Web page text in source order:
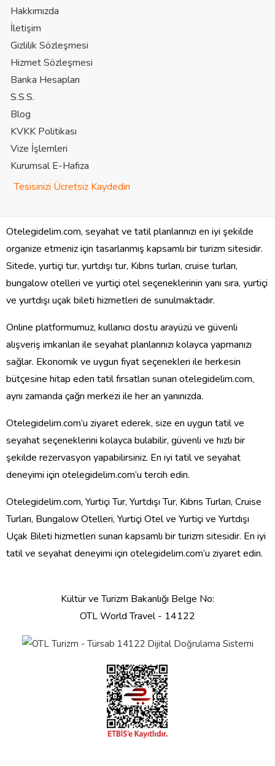
Hakkımızda
İletişim
Gizlilik Sözleşmesi
Hizmet Sözleşmesi
Banka Hesapları
S.S.S.
Blog
KVKK Politikası
Vize İşlemleri
Kurumsal E-Hafıza
Tesisinizi Ücretsiz Kaydedin
Otelegidelim.com, seyahat ve tatil planlarınızı en iyi şekilde
organize etmeniz için tasarlanmış kapsamlı bir turizm sitesidir.
Sitede, yurtiçi tur, yurtdışı tur, Kıbrıs turları, cruise turları,
bungalow otelleri ve yurtiçi otel seçeneklerinin yanı sıra, yurtiçi
ve yurtdışı uçak bileti hizmetleri de sunulmaktadır.
Online platformumuz, kullanıcı dostu arayüzü ve güvenli
alışveriş imkanları ile seyahat planlarınızı kolayca yapmanızı
sağlar. Ekonomik ve uygun fiyat seçenekleri ile herkesin
bütçesine hitap eden tatil fırsatları sunan otelegidelim.com,
aynı zamanda çağrı merkezi ile her an yanınızda.
Otelegidelim.com’u ziyaret ederek, size en uygun tatil ve
seyahat seçeneklerini kolayca bulabilir, güvenli ve hızlı bir
şekilde rezervasyon yapabilirsiniz. En iyi tatil ve seyahat
deneyimi için otelegidelim.com’u tercih edin.
Otelegidelim.com, Yurtiçi Tur, Yurtdışı Tur, Kıbrıs Turları, Cruise
Turları, Bungalow Otelleri, Yurtiçi Otel ve Yurtiçi ve Yurtdışı
Uçak Bileti hizmetleri sunan kapsamlı bir turizm sitesidir. En iyi
tatil ve seyahat deneyimi için otelegidelim.com’u ziyaret edin.
Kültür ve Turizm Bakanlığı Belge No:
OTL World Travel - 14122